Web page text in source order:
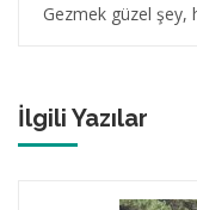
Gezmek güzel şey,
İlgili Yazılar